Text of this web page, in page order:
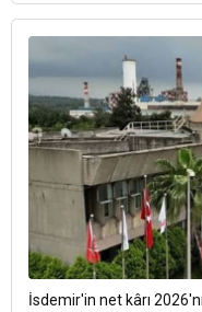
İsdemir'in net kârı